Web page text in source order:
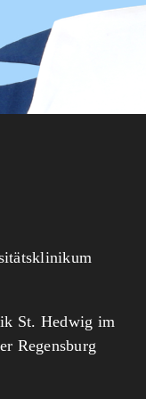
St. Hedwig im
Regensburg